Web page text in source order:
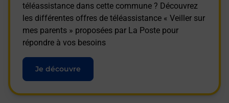
téléassistance dans cette commune ? Découvrez
les différentes offres de téléassistance « Veiller sur
mes parents » proposées par La Poste pour
répondre à vos besoins
Je découvre